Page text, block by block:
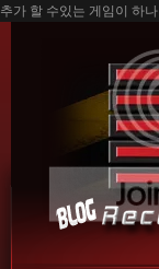
추가 할 수있는 게임이 하